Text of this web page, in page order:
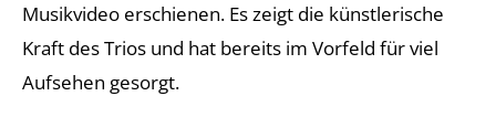
Musikvideo erschienen. Es zeigt die künstlerische
Kraft des Trios und hat bereits im Vorfeld für viel
Aufsehen gesorgt.